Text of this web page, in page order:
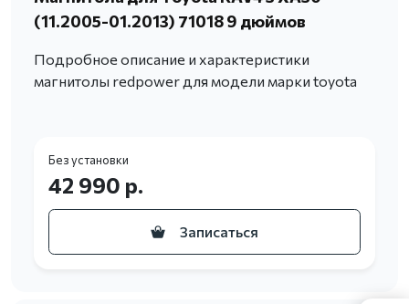
(11.2005-01.2013) 71018 9 дюймов
Подробное описание и характеристики
магнитолы redpower для модели марки toyota
Без установки
42 990 р.
Записаться